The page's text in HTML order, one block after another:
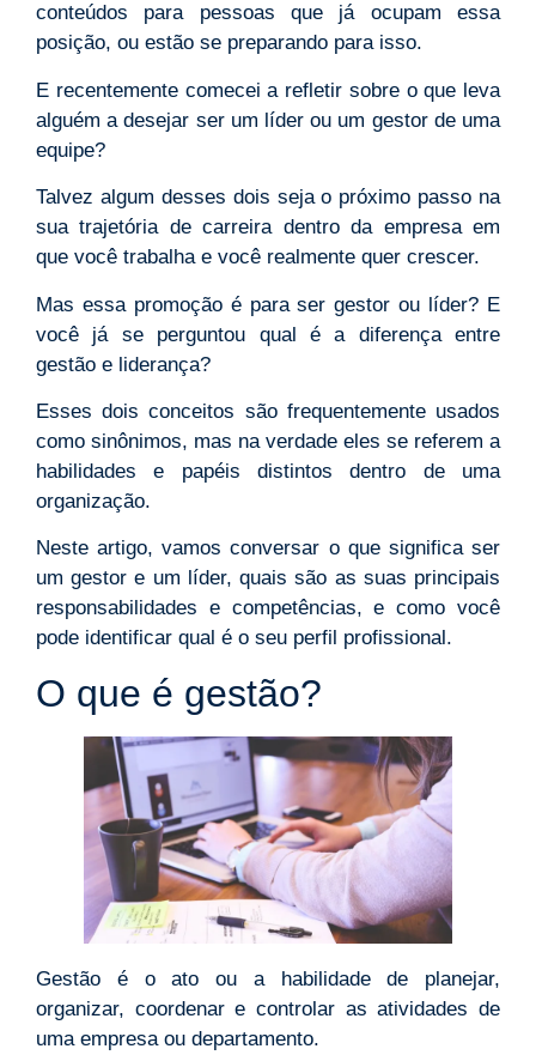
conteúdos para pessoas que já ocupam essa
posição, ou estão se preparando para isso.
E recentemente comecei a refletir sobre o que leva
alguém a desejar ser um líder ou um gestor de uma
equipe?
Talvez algum desses dois seja o próximo passo na
sua trajetória de carreira dentro da empresa em
que você trabalha e você realmente quer crescer.
Mas essa promoção é para ser gestor ou líder? E
você já se perguntou qual é a diferença entre
gestão e liderança?
Esses dois conceitos são frequentemente usados
como sinônimos, mas na verdade eles se referem a
habilidades e papéis distintos dentro de uma
organização.
Neste artigo, vamos conversar o que significa ser
um gestor e um líder, quais são as suas principais
responsabilidades e competências, e como você
pode identificar qual é o seu perfil profissional.
O que é gestão?
Gestão é o ato ou a habilidade de planejar,
organizar, coordenar e controlar as atividades de
uma empresa ou departamento.